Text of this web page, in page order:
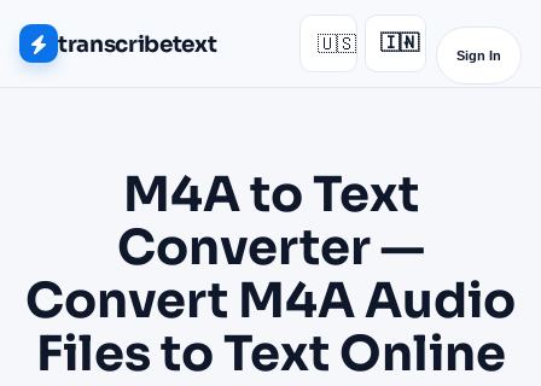
transcribetext 🇺🇸 🇮🇳
▾
Sign In
M4A to Text
Converter —
Convert M4A Audio
Files to Text Online